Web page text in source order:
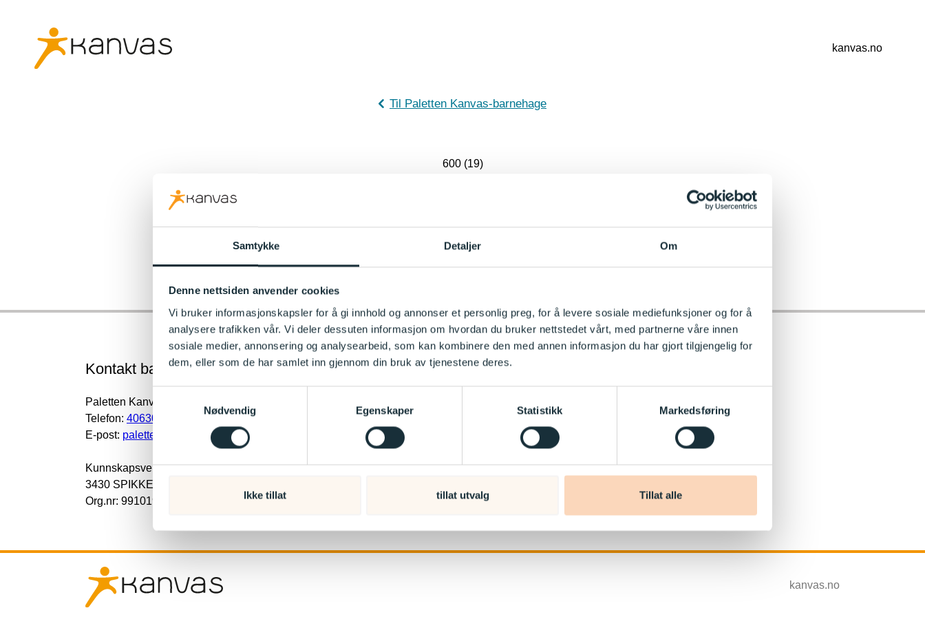
Samtykke Detaljer Om
Denne nettsiden anvender cookies
Vi bruker informasjonskapsler for å gi innhold og annonser et personlig preg, for å levere sosiale mediefunksjoner og for å
analysere trafikken vår. Vi deler dessuten informasjon om hvordan du bruker nettstedet vårt, med partnerne våre innen
sosiale medier, annonsering og analysearbeid, som kan kombinere den med annen informasjon du har gjort tilgjengelig for
dem, eller som de har samlet inn gjennom din bruk av tjenestene deres.
Nødvendig
Egenskaper Statistikk Markedsføring
Ikke tillat tillat utvalg Tillat alle
kanvas.no
Til Paletten Kanvas-barnehage
600 (19)
Kontakt barnehagen
Paletten Kanvas-barnehage
Telefon: 40630513
E-post: paletten@kanvas.no
Kunnskapsveien 44
3430 SPIKKESTAD
Org.nr: 991019790
kanvas.no